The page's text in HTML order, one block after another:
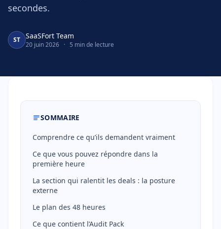
secondes.
ST SaaSFort Team
20 juin 2026 · 5 min de lecture
SOMMAIRE
Comprendre ce qu’ils demandent vraiment
Ce que vous pouvez répondre dans la
première heure
La section qui ralentit les deals : la posture
externe
Le plan des 48 heures
Ce que contient l’Audit Pack